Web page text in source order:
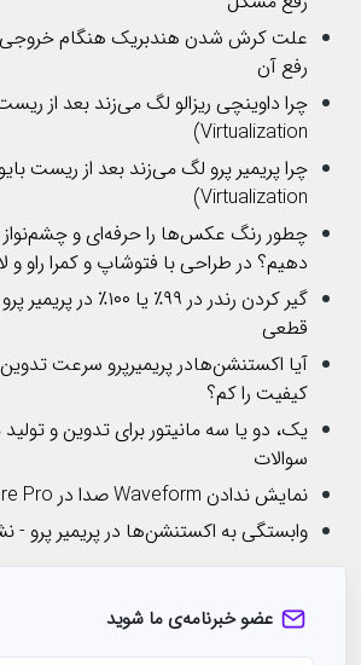
علت کرش شدن هندبریک هنگام
رفع آن
چرا داوینچی ریزالو لگ می‌زند بعد از
Virtualization)
چرا پریمیر پرو لگ می‌زند بعد از ریست
Virtualization)
چطور رنگ عکس‌ها را حرفه‌ای و چشم‌نواز
دهیم؟ در طراحی با فتوشاپ و کمرا راو و
گیر کردن رندر در ۹۹٪ یا
قطعی
آیا اکستنشن‌هادر پریمیرپرو سرعت تدوین
کیفیت را کم؟
یک، دو یا سه مانیتور برای تدوین و
سوالات
نمایش ندادن Waveform صدا در Premiere Pro پریمیر پرو
وابستگی به اکستنشن‌ها در پریمیر پرو -
عضو خبرنامه‌ی ما شوید